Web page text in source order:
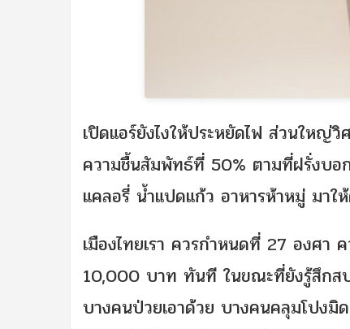
เปิดแอร์ยังไงให้ประหยัดไฟ ส่วนใหญ่
ความชื้นสัมพัทธ์ที่ 50% ตามที่ฝรั่งบ
แคลอรี่ น้ำแปดแก้ว อาหารห้าหมู่ มาใ
เมืองไทยเรา ควรกำหนดที่ 27 องศ
10,000 บาท ทันที ในขณะที่ยังรู้สึกสบ
บางคนป่วยเอาด้วย บางคนคลุมโปงมิ